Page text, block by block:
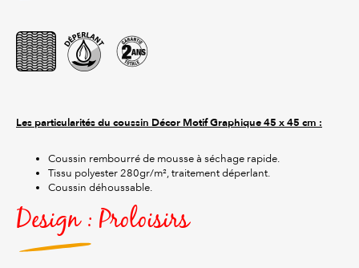
Les particularités du coussin Décor Motif Graphique45 x 45 cm :
Coussin rembourré de mousse à séchage rapide.
Tissu polyester 280gr/m², traitement déperlant.
Coussin déhoussable.
Design : Proloisirs